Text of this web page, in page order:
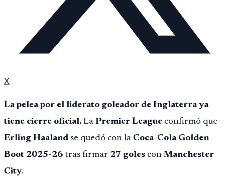
X
La pelea por el liderato goleador de Inglaterra ya
tiene cierre oficial. La Premier League confirmó que
Erling Haaland se quedó con la Coca-Cola Golden
Boot 2025-26 tras firmar 27 goles con Manchester
City.